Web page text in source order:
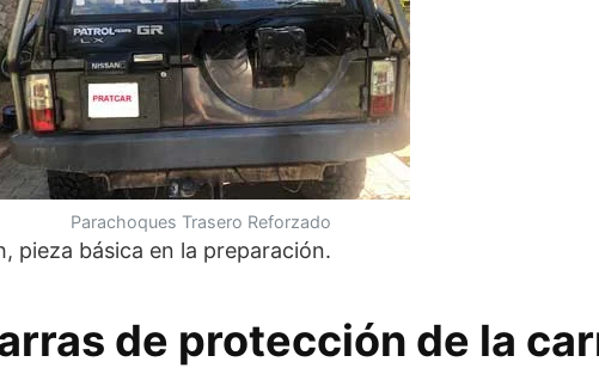
Parachoques Trasero Reforzado
pieza básica en la preparación.
de protección de la